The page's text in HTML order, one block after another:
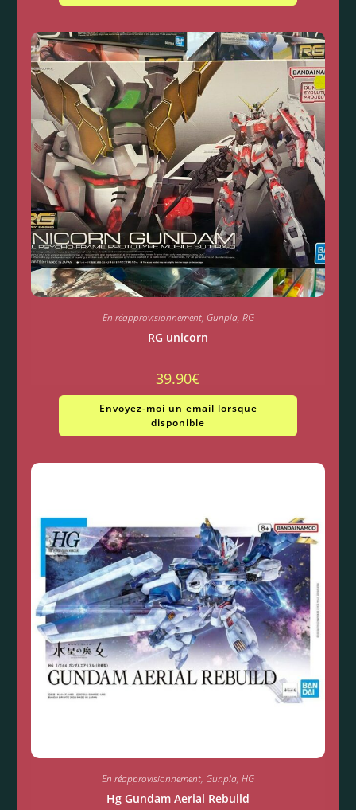
En réapprovisionnement, Gunpla, RG
RG unicorn
39.90€
Envoyez-moi un email lorsque
disponible
En réapprovisionnement, Gunpla, HG
Hg Gundam Aerial Rebuild